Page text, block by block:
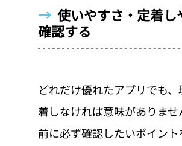
→ 使いやすさ・定着し
確認する
どれだけ優れたアプリでも
着しなければ意味がありませ
前に必ず確認したいポイン